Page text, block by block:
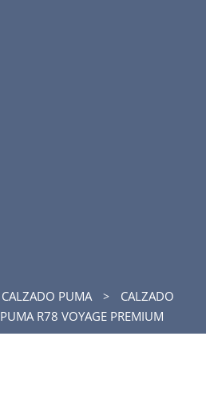
CALZADO PUMA
CALZADO
PUMA R78 VOYAGE PREMIUM